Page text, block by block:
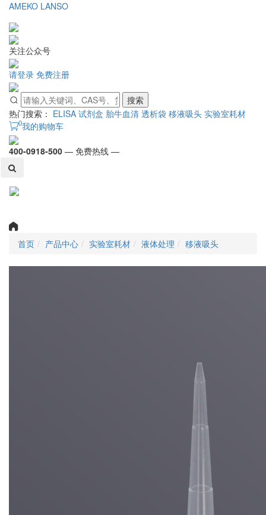
AMEKO LANSO
关注公众号
请登录 免费注册
搜索
热门搜索： ELISA 试剂盒 胎牛血清 透析袋 移液吸头 实验室耗材
0我的购物车
400-0918-500 — 免费热线 —
首页 产品中心 实验室耗材 液体处理 移液吸头